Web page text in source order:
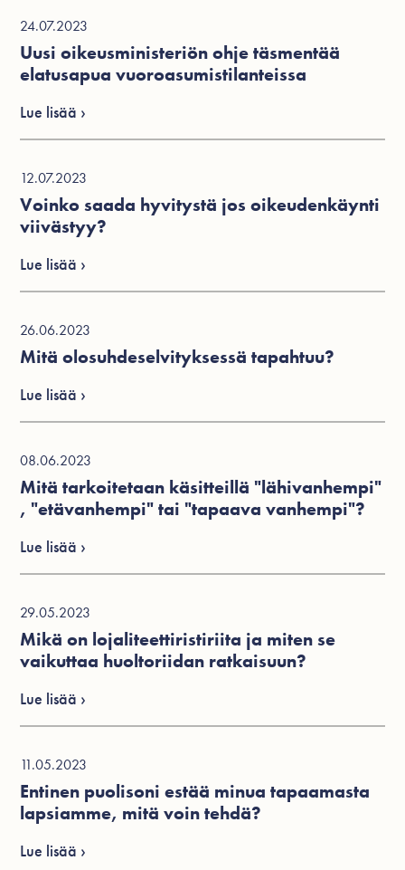
24.07.2023
Uusi oikeusministeriön ohje täsmentää
elatusapua vuoroasumistilanteissa
Lue lisää ›
12.07.2023
Voinko saada hyvitystä jos oikeudenkäynti
viivästyy?
Lue lisää ›
26.06.2023
Mitä olosuhdeselvityksessä tapahtuu?
Lue lisää ›
08.06.2023
Mitä tarkoitetaan käsitteillä "lähivanhempi"
, "etävanhempi" tai "tapaava vanhempi"?
Lue lisää ›
29.05.2023
Mikä on lojaliteettiristiriita ja miten se
vaikuttaa huoltoriidan ratkaisuun?
Lue lisää ›
11.05.2023
Entinen puolisoni estää minua tapaamasta
lapsiamme, mitä voin tehdä?
Lue lisää ›